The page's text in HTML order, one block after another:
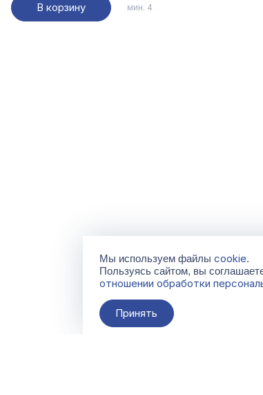
В корзину мин. 4
Мы используем файлы cookie.
Пользуясь сайтом, вы
отношении обработки
Принять